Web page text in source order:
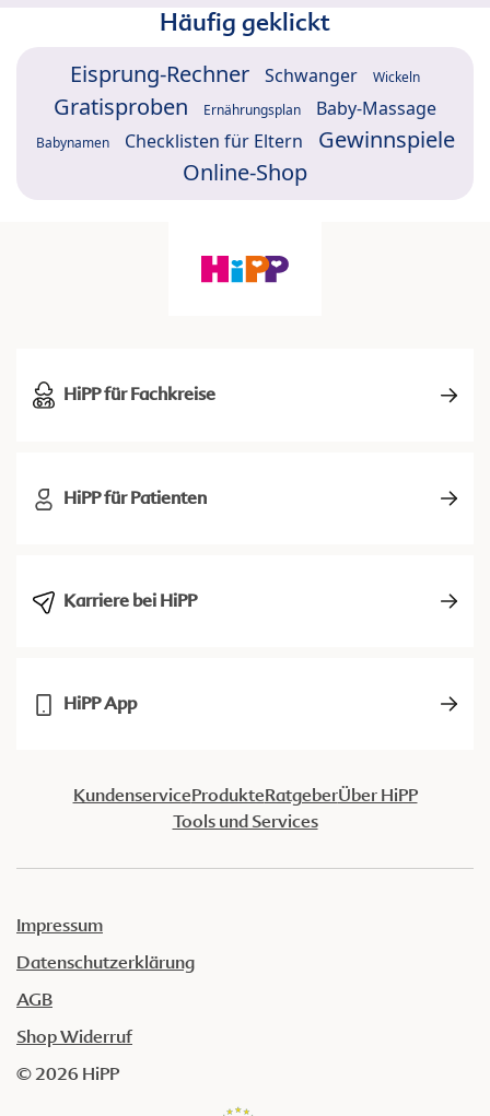
Häufig geklickt
Eisprung-Rechner Schwanger Wickeln
Gratisproben Ernährungsplan Baby-Massage
Babynamen Checklisten für Eltern
Gewinnspiele
Online-Shop
HiPP für Fachkreise
HiPP für Patienten
Karriere bei HiPP
HiPP App
KundenserviceProdukteRatgeberÜber HiPP
Tools und Services
Impressum
Datenschutzerklärung
AGB
Shop Widerruf
© 2026 HiPP